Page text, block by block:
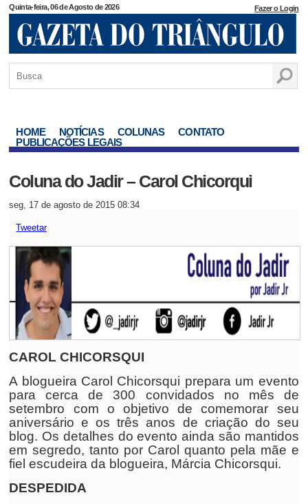
Quinta-feira, 06 de Agosto de 2026 Fazer o Login
HOME NOTÍCIAS COLUNAS
CONTATO
PUBLICAÇÕES LEGAIS
Coluna do Jadir – Carol Chicorqui
seg, 17 de agosto de 2015 08:34
Tweetar
CAROL CHICORSQUI
A blogueira Carol Chicorsqui prepara um evento
para cerca de 300 convidados no mês de
setembro com o objetivo de comemorar seu
aniversário e os três anos de criação do seu
blog. Os detalhes do evento ainda são mantidos
em segredo, tanto por Carol quanto pela mãe e
fiel escudeira da blogueira, Márcia Chicorsqui.
DESPEDIDA